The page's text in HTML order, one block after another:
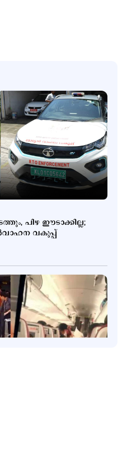
പിഴ ഈടാക്കില്ല;
വകുപ്പ്